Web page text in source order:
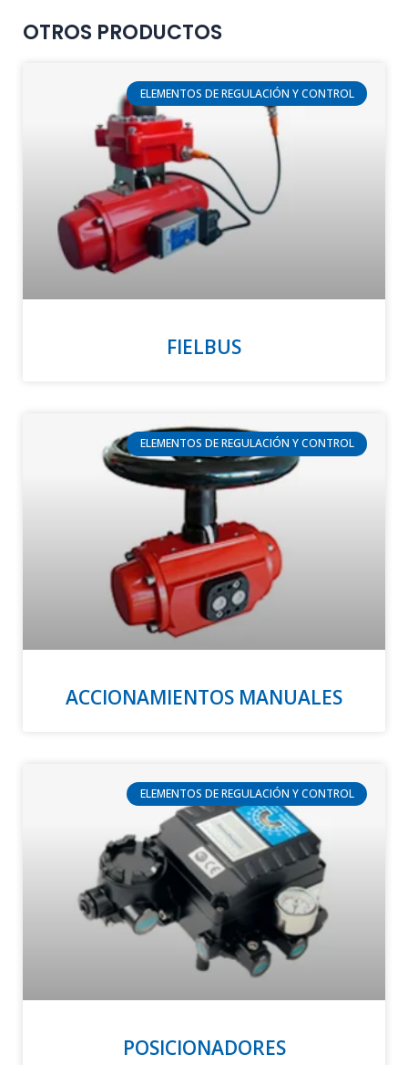
OTROS PRODUCTOS
ELEMENTOS DE REGULACIÓN Y CONTROL
FIELBUS
ELEMENTOS DE REGULACIÓN Y CONTROL
ACCIONAMIENTOS MANUALES
ELEMENTOS DE REGULACIÓN Y CONTROL
POSICIONADORES